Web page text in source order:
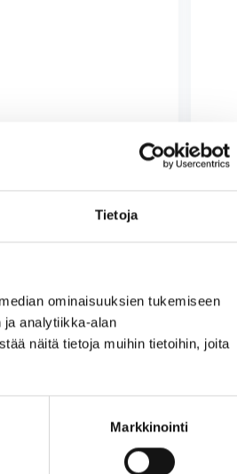
Tietoja
ominaisuuksien tukemiseen
analytiikka-alan
näitä tietoja muihin tietoihin, joita
Markkinointi